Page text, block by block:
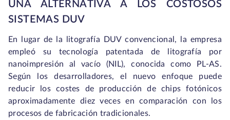
UNA ALTERNATIVA A LOS COSTOSOS
SISTEMAS DUV
En lugar de la litografía DUV convencional, la empresa
empleó su tecnología patentada de litografía por
nanoimpresión al vacío (NIL), conocida como PL-AS.
Según los desarrolladores, el nuevo enfoque puede
reducir los costes de producción de chips fotónicos
aproximadamente diez veces en comparación con los
procesos de fabricación tradicionales.